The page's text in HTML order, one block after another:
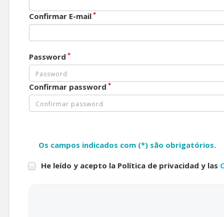
Confirmar E-mail *
Password *
Confirmar password *
Os campos indicados com (*) são obrigatórios.
He leído y acepto la Política de privacidad y las